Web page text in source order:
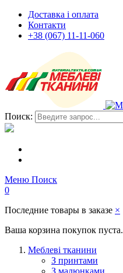
Доставка і оплата
Контакти
+38 (067) 11-11-060
Поиск:
Меню Поиск
0
Последние товары в заказе ×
Ваша корзина покупок пуста.
Меблеві тканини
З принтами
З малюнками